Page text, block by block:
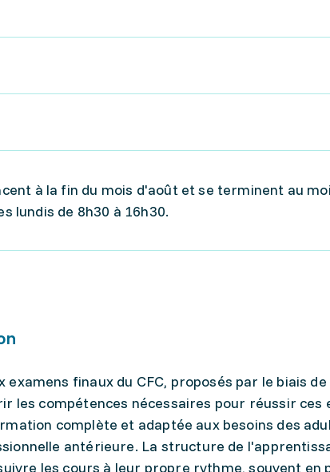
à la fin du mois d'août et se terminent au
lundis de 8h30 à 16h30.
finaux du CFC, proposés par le biais
les compétences nécessaires pour réussir ces
complète et adaptée aux besoins des
antérieure. La structure de
les cours à leur propre rythme, souvent en